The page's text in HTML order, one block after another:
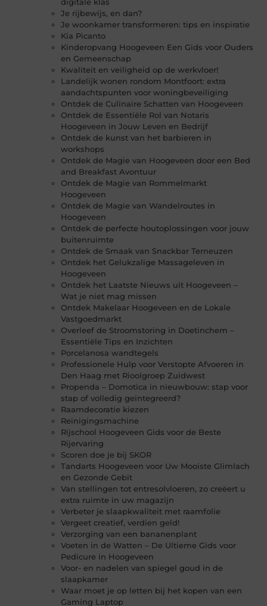
Je rijbewijs, en dan?
Je woonkamer transformeren: tips en inspiratie
Kia Picanto
Kinderopvang Hoogeveen Een Gids voor Ouders
en Gemeenschap
Kwaliteit en veiligheid op de werkvloer!
Landelijk wonen rondom Montfoort: extra
aandachtspunten voor woningbeveiliging
Ontdek de Culinaire Schatten van Hoogeveen
Ontdek de Essentiële Rol van Notaris
Hoogeveen in Jouw Leven en Bedrijf
Ontdek de kunst van het barbieren in
workshops
Ontdek de Magie van Hoogeveen door een Bed
and Breakfast Avontuur
Ontdek de Magie van Rommelmarkt
Hoogeveen
Ontdek de Magie van Wandelroutes in
Hoogeveen
Ontdek de perfecte houtoplossingen voor jouw
buitenruimte
Ontdek de Smaak van Snackbar Terneuzen
Ontdek het Gelukzalige Massageleven in
Hoogeveen
Ontdek het Laatste Nieuws uit Hoogeveen –
Wat je niet mag missen
Ontdek Makelaar Hoogeveen en de Lokale
Vastgoedmarkt
Overleef de Stroomstoring in Doetinchem –
Essentiële Tips en Inzichten
Porcelanosa wandtegels
Professionele Hulp voor Verstopte Afvoeren in
Den Haag met Rioolgroep Zuidwest
Propenda – Domotica in nieuwbouw: stap voor
stap of volledig geïntegreerd?
Raamdecoratie kiezen
Reinigingsmachine
Rijschool Hoogeveen Gids voor de Beste
Rijervaring
Scoren doe je bij SKOR
Tandarts Hoogeveen voor Uw Mooiste Glimlach
en Gezonde Gebit
Van stellingen tot entresolvloeren, zo creëert u
extra ruimte in uw magazijn
Verbeter je slaapkwaliteit met raamfolie
Vergeet creatief, verdien geld!
Verzorging van een bananenplant
Voeten in de Watten – De Ultieme Gids voor
Pedicure in Hoogeveen
Voor- en nadelen van spiegel goud in de
slaapkamer
Waar moet je op letten bij het kopen van een
Gaming Laptop